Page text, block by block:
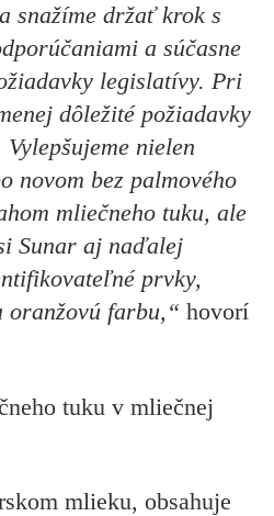
snažíme držať krok s
a súčasne
legislatívy. Pri
dôležité požiadavky
nielen
novom bez palmového
mliečneho tuku, ale
Sunar aj naďalej
prvky,
oranžovú farbu,“ hovorí
tuku v mliečnej
mlieku, obsahuje